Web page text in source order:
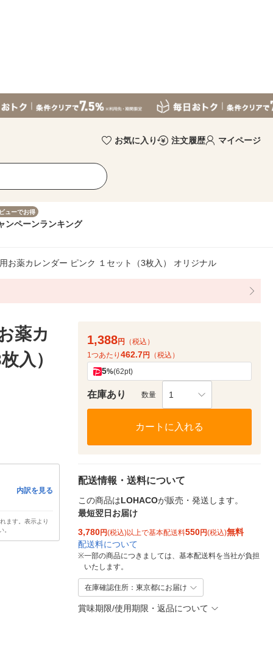
お気に入り 注文履歴 マイページ
ューでお得
ンペーンランキング
お薬カレンダー ピンク １セット（3枚入） オリジナル
薬カ
入）
内訳を見る
ます。表示より
。
1,388円
（税込）
1つあたり 462.7円 （税込）
5%(62pt)
在庫あり 数量 1
カートに入れる
配送情報・送料について
この商品はLOHACOが販売・発送します。
最短翌日お届け
3,780円(税込)以上で基本配送料550円(税込)無料
配送料について
※一部の商品につきましては、基本配送料を当社が負担
いたします。
在庫確認住所：東京都にお届け
賞味期限/使用期限・返品について